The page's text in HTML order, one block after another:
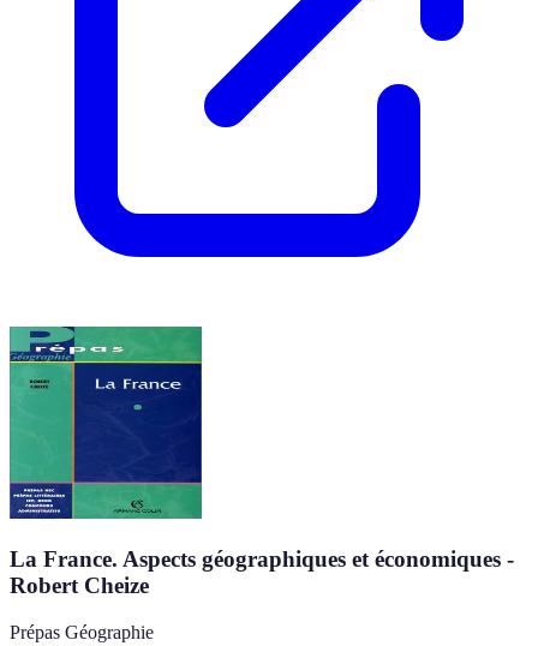
La France. Aspects géographiques et économiques -
Robert Cheize
Prépas Géographie